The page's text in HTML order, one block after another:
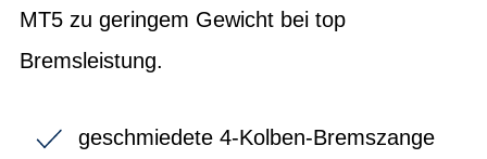
MT5 zu geringem Gewicht bei top
Bremsleistung.
geschmiedete 4-Kolben-Bremszange